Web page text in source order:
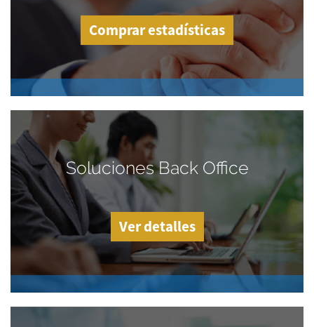
Comprar estadísticas
Soluciones Back Office
Ver detalles